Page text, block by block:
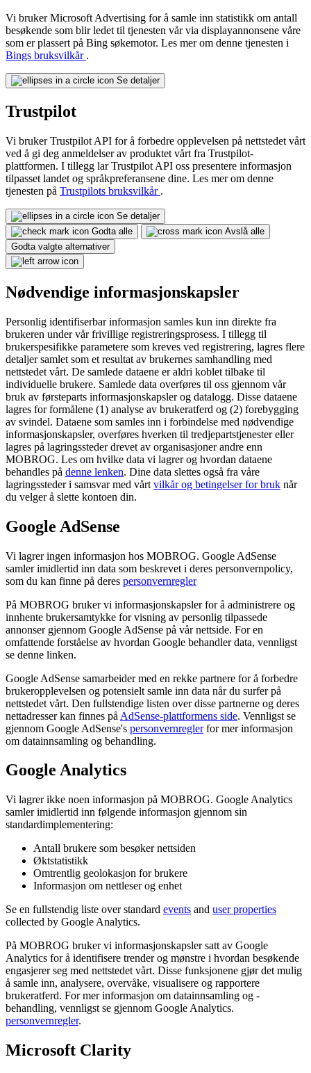
Vi bruker Microsoft Advertising for å samle inn statistikk om antall
besøkende som blir ledet til tjenesten vår via displayannonsene våre
som er plassert på Bing søkemotor. Les mer om denne tjenesten i
Bings bruksvilkår .
Se detaljer
Trustpilot
Vi bruker Trustpilot API for å forbedre opplevelsen på nettstedet vårt
ved å gi deg anmeldelser av produktet vårt fra Trustpilot-
plattformen. I tillegg lar Trustpilot API oss presentere informasjon
tilpasset landet og språkpreferansene dine. Les mer om denne
tjenesten på Trustpilots bruksvilkår .
Se detaljer
Godta alle
Avslå alle
Godta valgte alternativer
Nødvendige informasjonskapsler
Personlig identifiserbar informasjon samles kun inn direkte fra
brukeren under vår frivillige registreringsprosess. I tillegg til
brukerspesifikke parametere som kreves ved registrering, lagres flere
detaljer samlet som et resultat av brukernes samhandling med
nettstedet vårt. De samlede dataene er aldri koblet tilbake til
individuelle brukere. Samlede data overføres til oss gjennom vår
bruk av førsteparts informasjonskapsler og datalogg. Disse dataene
lagres for formålene (1) analyse av brukeratferd og (2) forebygging
av svindel. Dataene som samles inn i forbindelse med nødvendige
informasjonskapsler, overføres hverken til tredjepartstjenester eller
lagres på lagringssteder drevet av organisasjoner andre enn
MOBROG. Les om hvilke data vi lagrer og hvordan dataene
behandles på denne lenken. Dine data slettes også fra våre
lagringssteder i samsvar med vårt vilkår og betingelser for bruk når
du velger å slette kontoen din.
Google AdSense
Vi lagrer ingen informasjon hos MOBROG. Google AdSense
samler imidlertid inn data som beskrevet i deres personvernpolicy,
som du kan finne på deres personvernregler
På MOBROG bruker vi informasjonskapsler for å administrere og
innhente brukersamtykke for visning av personlig tilpassede
annonser gjennom Google AdSense på vår nettside. For en
omfattende forståelse av hvordan Google behandler data, vennligst
se denne linken.
Google AdSense samarbeider med en rekke partnere for å forbedre
brukeropplevelsen og potensielt samle inn data når du surfer på
nettstedet vårt. Den fullstendige listen over disse partnerne og deres
nettadresser kan finnes på AdSense-plattformens side. Vennligst se
gjennom Google AdSense's personvernreglerfor mer informasjon
om datainnsamling og behandling.
Google Analytics
Vi lagrer ikke noen informasjon på MOBROG. Google Analytics
samler imidlertid inn følgende informasjon gjennom sin
standardimplementering:
Antall brukere som besøker nettsiden
Øktstatistikk
Omtrentlig geolokasjon for brukere
Informasjon om nettleser og enhet
Se en fullstendig liste over standard events and user properties
collected by Google Analytics.
På MOBROG bruker vi informasjonskapsler satt av Google
Analytics for å identifisere trender og mønstre i hvordan besøkende
engasjerer seg med nettstedet vårt. Disse funksjonene gjør det mulig
å samle inn, analysere, overvåke, visualisere og rapportere
brukeratferd. For mer informasjon om datainnsamling og -
behandling, vennligst se gjennom Google Analytics.
personvernregler.
Microsoft Clarity